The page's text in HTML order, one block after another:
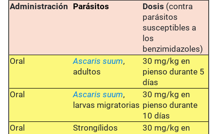
Administración Parásitos Dosis (contra
parásitos
susceptibles a
los
benzimidazoles)
Oral
Ascaris suum,
adultos
30 mg/kg en
pienso durante 5
días
Oral
Ascaris suum,
larvas migratorias
30 mg/kg en
pienso durante
10 días
Oral
Strongílidos
30 mg/kg en